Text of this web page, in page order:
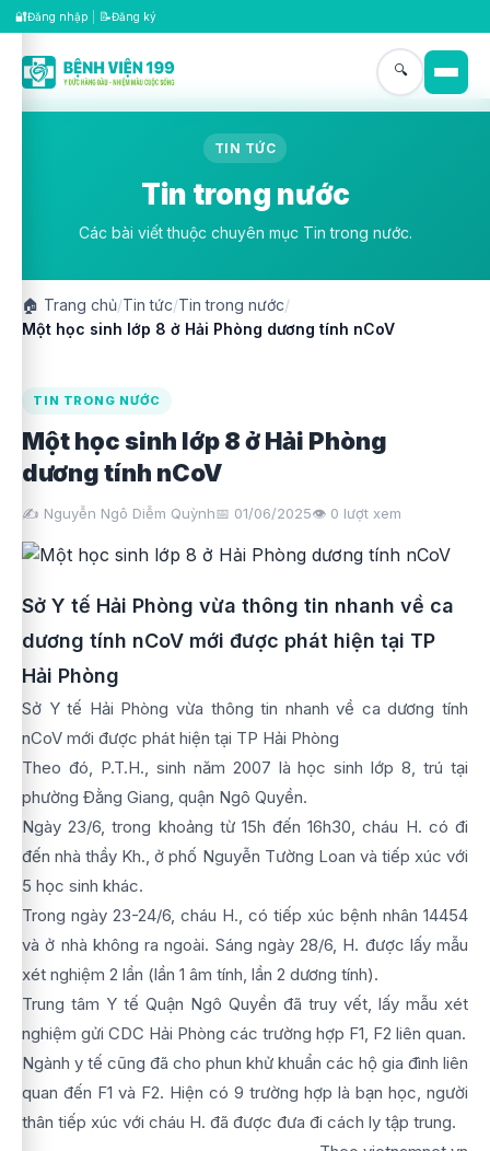
🔐Đăng nhập 📝Đăng ký
🔍
TIN TỨC
Tin trong nước
Các bài viết thuộc chuyên mục Tin trong nước.
🏠 Trang chủ/Tin tức/Tin trong nước/
Một học sinh lớp 8 ở Hải Phòng dương tính nCoV
TIN TRONG NƯỚC
Một học sinh lớp 8 ở Hải Phòng
dương tính nCoV
✍️ Nguyễn Ngô Diễm Quỳnh📅 01/06/2025👁️ 0 lượt xem
Sở Y tế Hải Phòng vừa thông tin nhanh về ca
dương tính nCoV mới được phát hiện tại TP
Hải Phòng
Sở Y tế Hải Phòng vừa thông tin nhanh về ca dương tính
nCoV mới được phát hiện tại TP Hải Phòng
Theo đó, P.T.H., sinh năm 2007 là học sinh lớp 8, trú tại
phường Đằng Giang, quận Ngô Quyền.
Ngày 23/6, trong khoảng từ 15h đến 16h30, cháu H. có đi
đến nhà thầy Kh., ở phố Nguyễn Tường Loan và tiếp xúc với
5 học sinh khác.
Trong ngày 23-24/6, cháu H., có tiếp xúc bệnh nhân 14454
và ở nhà không ra ngoài. Sáng ngày 28/6, H. được lấy mẫu
xét nghiệm 2 lần (lần 1 âm tính, lần 2 dương tính).
Trung tâm Y tế Quận Ngô Quyền đã truy vết, lấy mẫu xét
nghiệm gửi CDC Hải Phòng các trường hợp F1, F2 liên quan.
Ngành y tế cũng đã cho phun khử khuẩn các hộ gia đình liên
quan đến F1 và F2. Hiện có 9 trường hợp là bạn học, người
thân tiếp xúc với cháu H. đã được đưa đi cách ly tập trung.